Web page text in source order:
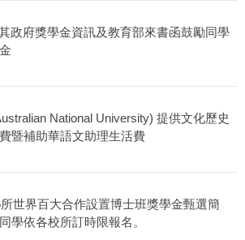
政府獎學金資訊及教育部來書函鼓勵同學
National University) 提供文化歷史
暨補助華語文助理生活費
世界百大合作設置博士班獎學金甄選簡
學依各校所訂時限報名。